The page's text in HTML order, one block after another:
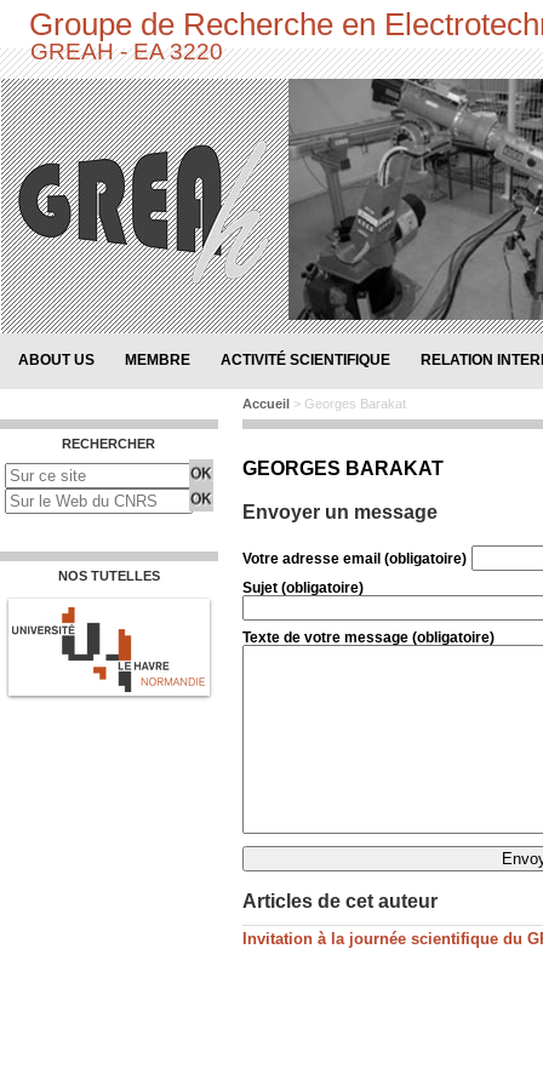
Groupe de Recherche en
GREAH - EA 3220
ABOUT US MEMBRE ACTIVITÉ SCIENTIFIQUE RELATION
RECHERCHER
NOS TUTELLES
Accueil > Georges Barakat
GEORGES BARAKAT
Envoyer un message
Votre adresse email (obligatoire)
Sujet (obligatoire)
Texte de votre message (obligatoire)
Articles de cet auteur
Invitation à la journée scientifique du